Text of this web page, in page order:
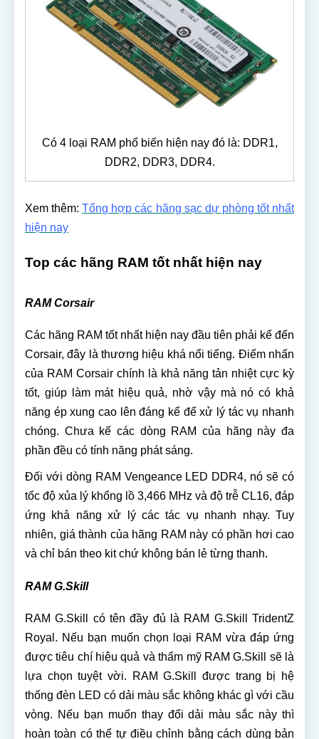
Có 4 loại RAM phổ biến hiện nay đó là: DDR1,
DDR2, DDR3, DDR4.
Xem thêm:Tổng hợp các hãng sạc dự phòng tốt nhất
hiện nay
Top các hãng RAM tốt nhất hiện nay
RAM Corsair
Các hãng RAM tốt nhất hiện nay đầu tiên phải kể đến
Corsair, đây là thương hiệu khá nổi tiếng. Điểm nhấn
của RAM Corsair chính là khả năng tản nhiệt cực kỳ
tốt, giúp làm mát hiệu quả, nhờ vậy mà nó có khả
năng ép xung cao lên đáng kể để xử lý tác vụ nhanh
chóng. Chưa kế các dòng RAM của hãng này đa
phần đều có tính năng phát sáng.
Đối với dòng RAM Vengeance LED DDR4, nó sẽ có
tốc độ xủa lý khổng lồ 3,466 MHz và độ trễ CL16, đáp
ứng khả năng xử lý các tác vụ nhanh nhạy. Tuy
nhiên, giá thành của hãng RAM này có phần hơi cao
và chỉ bán theo kit chứ không bán lẻ từng thanh.
RAM G.Skill
RAM G.Skill có tên đầy đủ là RAM G.Skill TridentZ
Royal. Nếu bạn muốn chọn loại RAM vừa đáp ứng
được tiêu chí hiệu quả và thẩm mỹ RAM G.Skill sẽ là
lựa chọn tuyệt vời. RAM G.Skill được trang bị hệ
thống đèn LED có dải màu sắc không khác gì với cầu
vòng. Nếu bạn muốn thay đổi dải màu sắc này thì
hoàn toàn có thể tự điều chỉnh bằng cách dùng bản